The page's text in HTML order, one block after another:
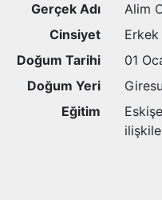
Gerçek Adı
Alim
Cinsiyet
Erkek
Doğum Tarihi
01
Doğum Yeri
Eğitim